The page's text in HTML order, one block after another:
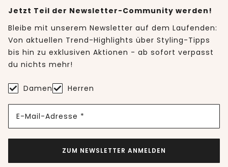
Jetzt Teil der Newsletter-Community werden!
Bleibe mit unserem Newsletter auf dem Laufenden:
Von aktuellen Trend-Highlights über Styling-Tipps
bis hin zu exklusiven Aktionen - ab sofort verpasst
du nichts mehr!
Damen Herren
E-Mail-Adresse *
ZUM NEWSLETTER ANMELDEN